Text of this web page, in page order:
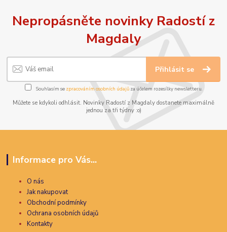
Nepropásněte novinky Radostí z
Magdaly
Přihlásit se
Souhlasím se zpracováním osobních údajůza účelem rozesílky newsletteru.
Můžete se kdykoli odhlásit. Novinky Radostí z Magdaly dostanete maximálně
jednou za tři týdny :o)
Informace pro Vás...
O nás
Jak nakupovat
Obchodní podmínky
Ochrana osobních údajů
Kontakty